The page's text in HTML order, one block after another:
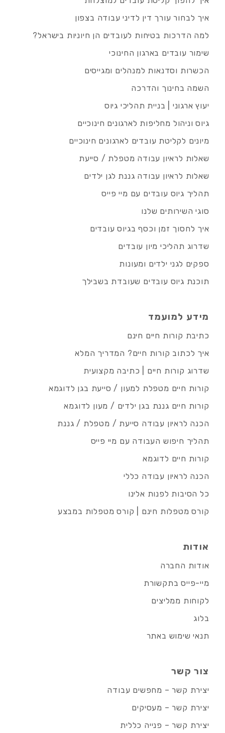
איך לבחור עורך דין לדיני עבודה בצפון
למה הדרכות בטיחות לעובדים הן חיוניות בישראל?
שימור עובדים בארגון החינוכי
הכשרות וסדנאות למנהלים ומגייסים
השמה בחינוך והדרכה
יעוץ ארגוני | בניית תהליכי גיוס
גיוס וניהול מחליפות לארגונים חינוכיים
מיונים לקליטת עובדים לארגונים חינוכיים
שאלות לראיון עבודה מטפלת / סייעת
שאלות לראיון עבודה גננת לגן ילדים
תהליך גיוס עובדים עם מיי פייס
סוגי השירותים שלנו
איך לחסוך זמן וכסף בגיוס עובדים
שדרוג תהליכי מיון עובדים
ספקים לגני ילדים ומעונות
תוכנת גיוס עובדים שעובדת בשבילך
מידע למועמד
כתיבת קורות חיים חינם
איך לכתוב קורות חיים? המדריך המלא
שדרוג קורות חיים | כתיבה מקצועית
קורות חיים מטפלת למעון / סייעת בגן לדוגמא
קורות חיים גננת בגן ילדים / מעון לדוגמא
הכנה לראיון עבודה סייעת / מטפלת / גננת
תהליך חיפוש העבודה עם מיי פייס
קורות חיים לדוגמא
הכנה לראיון עבודה כללי
כל הסיבות לפנות אלינו
קורס מטפלות חינם | קורס מטפלות במבצע
אודות
אודות החברה
מיי-פייס בתקשורת
לקוחות ממליצים
בלוג
תנאי שימוש באתר
צור קשר
יצירת קשר – מחפשים עבודה
יצירת קשר – מעסיקים
יצירת קשר – פנייה כללית